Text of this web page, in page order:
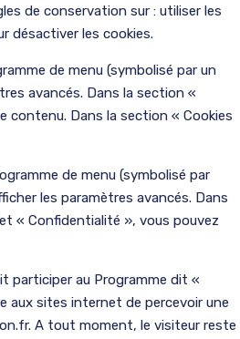
de conservation sur : utiliser les
désactiver les cookies.
de menu (symbolisé par un
avancés. Dans la section «
contenu. Dans la section « Cookies
de menu (symbolisé par
les paramètres avancés. Dans
« Confidentialité », vous pouvez
participer au Programme dit «
aux sites internet de percevoir une
A tout moment, le visiteur reste